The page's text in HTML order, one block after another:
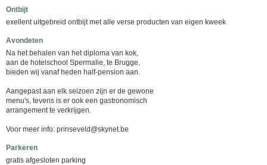
Ontbijt
exellent uitgebreid ontbijt met alle verse producten van eigen kweek
Avondeten
Na het behalen van het diploma van kok,
aan de hotelschool Spermalie, te Brugge,
bieden wij vanaf heden half-pension aan.
Aangepast aan elk seizoen zijn er de gewone
menu's, tevens is er ook een gastronomisch
arrangement te verkrijgen.
Voor meer info: prinseveld@skynet.be
Parkeren
gratis afgesloten parking